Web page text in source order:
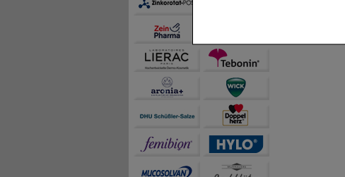
Diese Cookies
beispielsweise für die
Inhalte anzuzeigen und
Statistik & Tracking:
sammeln, mit deren Hilfe
auch die Werbung auf
teilweise an Dritte wie z.B.